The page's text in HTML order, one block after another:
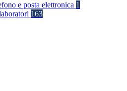
e posta elettronica 1
163